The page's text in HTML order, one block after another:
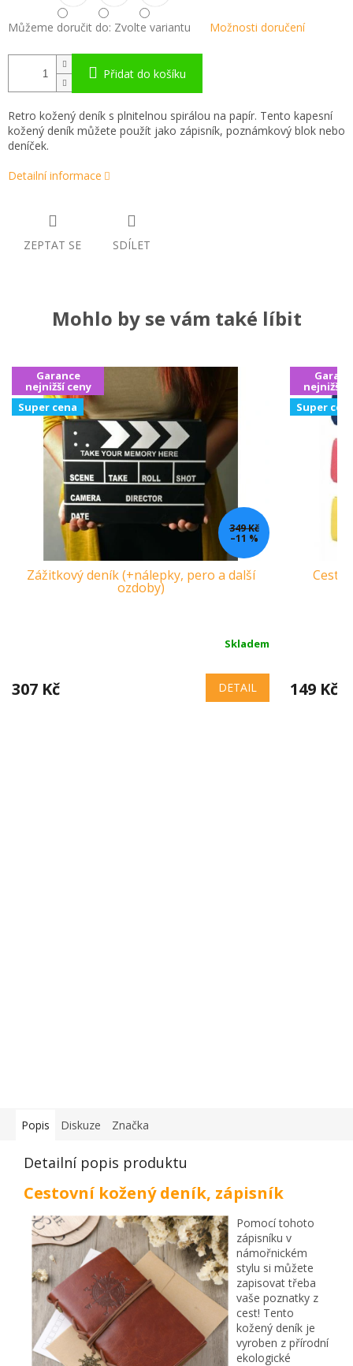
Můžeme doručit do: Zvolte variantu Možnosti doručení
Přidat do košíku
Retro kožený deník s plnitelnou spirálou na papír. Tento kapesní
kožený deník můžete použít jako zápisník, poznámkový blok nebo
deníček.
Detailní informace
ZEPTAT SE SDÍLET
Mohlo by se vám také líbit
Garance
nejnižší ceny
Super cena
349 Kč
–11 %
Zážitkový deník (+nálepky, pero a další
ozdoby)
Skladem
307 Kč DETAIL
nejnižší
Super
149 Kč
Popis Diskuze Značka
Detailní popis produktu
Cestovní kožený deník, zápisník
Pomocí tohoto
zápisníku v
námořnickém
stylu si můžete
zapisovat třeba
vaše poznatky z
cest! Tento
kožený deník je
vyroben z přírodní
ekologické